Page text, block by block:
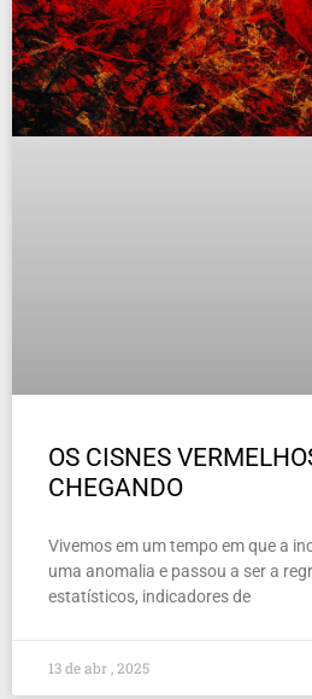
OS CISNES
CHEGANDO
Vivemos em um tempo em que a
uma anomalia e passou a ser a
estatísticos, indicadores de
13 de abr , 2025